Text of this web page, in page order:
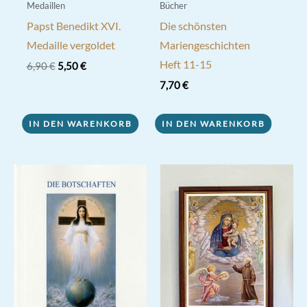
werden
Medaillen
Papst Benedikt XVI.
Medaille vergoldet
6,90€ Ursprünglicher
5,50€Aktueller
IN DEN WARENKORB
Bücher
Die schönsten
Mariengeschichten
Heft 11-15
7,70€
IN DEN WARENKORB